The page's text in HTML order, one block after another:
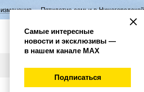
семьи в Нижегородской области Год
Самые интересные
новости и эксклюзивы —
в нашем канале МАХ
Подписаться